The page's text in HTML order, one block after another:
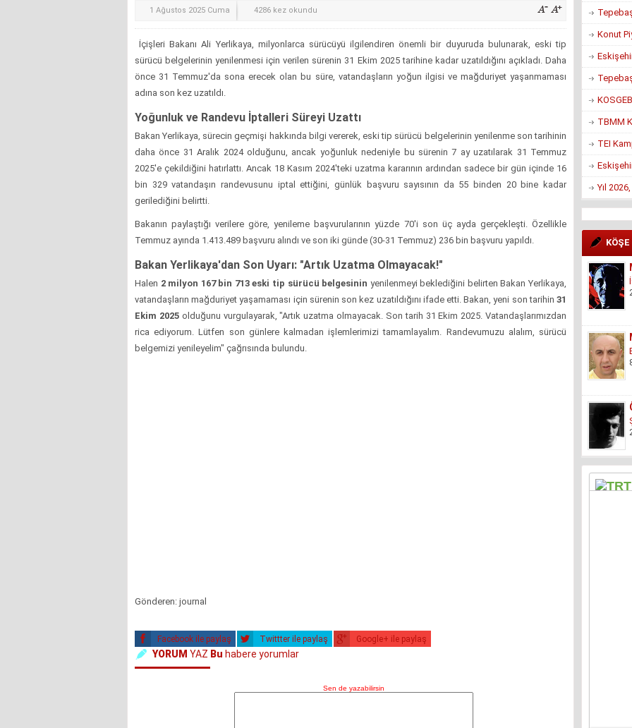
1 Ağustos 2025 Cuma 4286 kez okundu
İçişleri Bakanı Ali Yerlikaya, milyonlarca sürücüyü ilgilendiren önemli bir duyuruda bulunarak, eski tip
sürücü belgelerinin yenilenmesi için verilen sürenin 31 Ekim 2025 tarihine kadar uzatıldığını açıkladı. Daha
önce 31 Temmuz'da sona erecek olan bu süre, vatandaşların yoğun ilgisi ve mağduriyet yaşanmaması
adına son kez uzatıldı.
Yoğunluk ve Randevu İptalleri Süreyi Uzattı
Bakan Yerlikaya, sürecin geçmişi hakkında bilgi vererek, eski tip sürücü belgelerinin yenilenme son tarihinin
daha önce 31 Aralık 2024 olduğunu, ancak yoğunluk nedeniyle bu sürenin 7 ay uzatılarak 31 Temmuz
2025'e çekildiğini hatırlattı. Ancak 18 Kasım 2024'teki uzatma kararının ardından sadece bir gün içinde 16
bin 329 vatandaşın randevusunu iptal ettiğini, günlük başvuru sayısının da 55 binden 20 bine kadar
gerilediğini belirtti.
Bakanın paylaştığı verilere göre, yenileme başvurularının yüzde 70'i son üç ayda gerçekleşti. Özellikle
Temmuz ayında 1.413.489 başvuru alındı ve son iki günde (30-31 Temmuz) 236 bin başvuru yapıldı.
Bakan Yerlikaya'dan Son Uyarı: "Artık Uzatma Olmayacak!"
Halen 2 milyon 167 bin 713 eski tip sürücü belgesinin yenilenmeyi beklediğini belirten Bakan Yerlikaya,
vatandaşların mağduriyet yaşamaması için sürenin son kez uzatıldığını ifade etti. Bakan, yeni son tarihin 31
Ekim 2025olduğunu vurgulayarak, "Artık uzatma olmayacak. Son tarih 31 Ekim 2025. Vatandaşlarımızdan
rica ediyorum. Lütfen son günlere kalmadan işlemlerimizi tamamlayalım. Randevumuzu alalım, sürücü
belgemizi yenileyelim" çağrısında bulundu.
Gönderen: journal
Facebook ile paylaş Twittter ile paylaş Google+ ile paylaş
YORUM YAZ Bu habere yorumlar
Konut
TBMM
TEI
Yıl